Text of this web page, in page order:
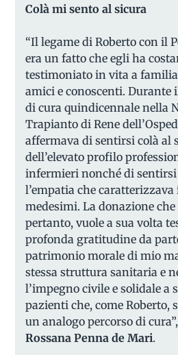
Colà mi sento al sicura
“Il legame di Roberto con il
era un fatto che egli ha
testimoniato in vita a
amici e conoscenti. Durante
di cura quindicennale nella
Trapianto di Rene
affermava di sentirsi colà al
dell’elevato profilo
infermieri nonché di sentirsi
l’empatia che
medesimi. La donazione
pertanto, vuole a sua volta
profonda gratitudine da
patrimonio morale di mio
stessa struttura sanitaria e
l’impegno civile e solidale a
pazienti che, come
un analogo percorso di
Rossana Penna de Mari.